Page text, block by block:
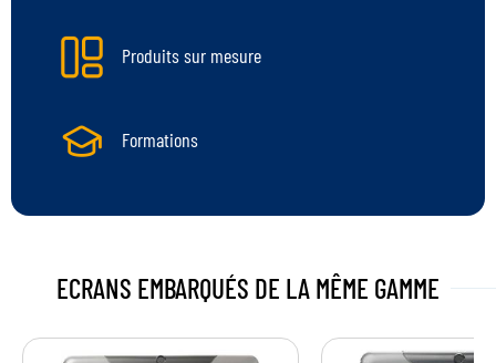
Produits sur mesure
Formations
ECRANS EMBARQUÉS DE LA MÊME GAMME